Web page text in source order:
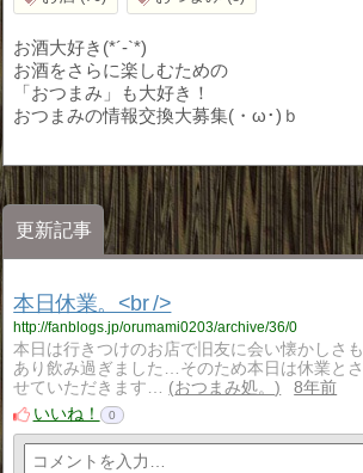
お酒大好き​(*´-`*)
お酒をさらに楽しむための
「おつまみ」も大好き！
おつまみの情報交換大募集(・ω･)ｂ
更新記事
本日休業。<br />
http://fanblogs.jp/orumami0203/archive/36/0
本日は行きつけのお店で旧友に会い懐かしさも
あり飲み過ぎました…そのため本日は休業とさ
せていただきます…
おつまみ処。
8年前
いいね！
0